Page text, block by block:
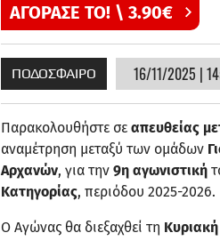
ΑΓΟΡΑΣΕ ΤΟ! \ 3.90€
ΠΟΔΟΣΦΑΙΡΟ 16/11/2025 |
Παρακολουθήστε σε απευθείας
αναμέτρηση μεταξύ των ομάδων
Αρχανών, για την 9η αγωνιστική
Κατηγορίας, περιόδου 2025-2026.
Ο Αγώνας θα διεξαχθεί τη